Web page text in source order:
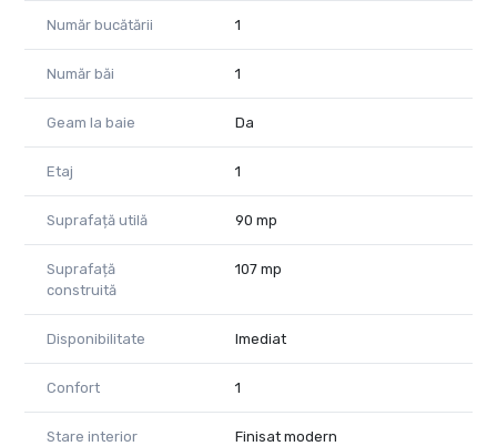
Număr bucătării 1
Număr băi 1
Geam la baie Da
Etaj 1
Suprafață utilă 90 mp
Suprafață
construită
107 mp
Disponibilitate Imediat
Confort 1
Stare interior Finisat modern